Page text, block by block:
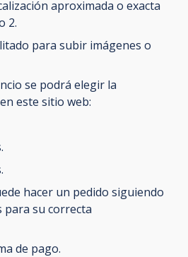
aproximada o exacta
2.
para subir imágenes o
se podrá elegir la
este sitio web:
hacer un pedido siguiendo
para su correcta
de pago.